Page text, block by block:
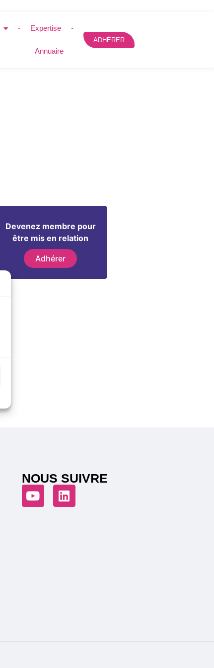
Expertise
Annuaire
ADHÉRER
Devenez membre pour
être mis en relation
Adhérer
NOUS SUIVRE